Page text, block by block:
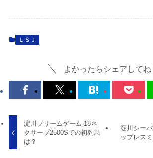
ＬＳＪ
よかったらシェアしてね
淀川ブリームゲーム 18ネ
クサーブ2500Sでの初釣果
は？
淀川シー
ップレス